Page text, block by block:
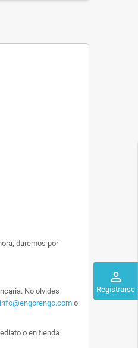
perm_identity
Registrarse
daremos por
No olvides
info@engorengo.com o
o en tienda